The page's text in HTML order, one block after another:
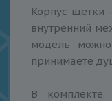
Корпус щетки
внутренний
модель
принимаете
В комплекте